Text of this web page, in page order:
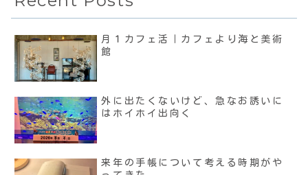
月１カフェ活｜カフェより海と美術
館
外に出たくないけど、急なお誘いに
はホイホイ出向く
来年の手帳について考える時期がや